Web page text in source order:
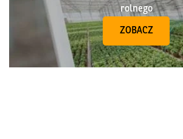
rolnego
ZOBACZ